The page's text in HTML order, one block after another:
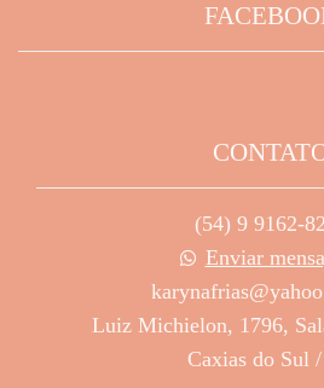
(54) 9 9162-
Enviar
Luiz Michielon, 1796,
Caxias do Sul